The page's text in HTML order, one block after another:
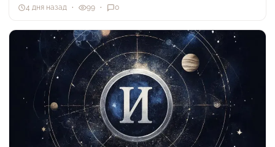
4 дня назад 99 0